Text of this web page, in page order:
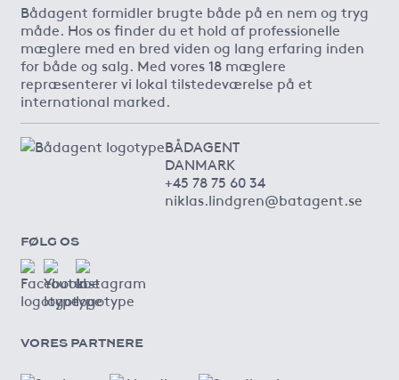
Bådagent formidler brugte både på en nem og tryg
måde. Hos os finder du et hold af professionelle
mæglere med en bred viden og lang erfaring inden
for både og salg. Med vores 18 mæglere
repræsenterer vi lokal tilstedeværelse på et
international marked.
BÅDAGENT
DANMARK
+45 78 75 60 34
niklas.lindgren@batagent.se
FØLG OS
VORES PARTNERE